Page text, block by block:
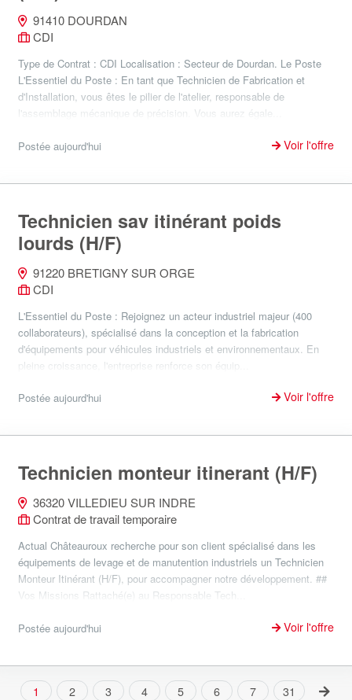
91410 DOURDAN
CDI
Type de Contrat : CDI Localisation : Secteur de Dourdan. Le Poste
L'Essentiel du Poste : En tant que Technicien de Fabrication et
d'Installation, vous êtes le pilier de l'atelier, responsable de
l'assemblage mécanique de précision. Vous aurez égale...
Postée aujourd'hui Voir l'offre
Technicien sav itinérant poids
lourds (H/F)
91220 BRETIGNY SUR ORGE
CDI
L'Essentiel du Poste : Rejoignez un acteur industriel majeur (400
collaborateurs), spécialisé dans la conception et la fabrication
d'équipements pour véhicules industriels et environnementaux. En
pleine croissance, l'entreprise renforce son équip...
Postée aujourd'hui Voir l'offre
Technicien monteur itinerant (H/F)
36320 VILLEDIEU SUR INDRE
Contrat de travail temporaire
Actual Châteauroux recherche pour son client spécialisé dans les
équipements de levage et de manutention industriels un Technicien
Monteur Itinérant (H/F), pour accompagner notre développement. ##
Vos Missions Rattaché(e) au Responsable Tech...
Postée aujourd'hui Voir l'offre
1 2 3 4 5 6 7 31